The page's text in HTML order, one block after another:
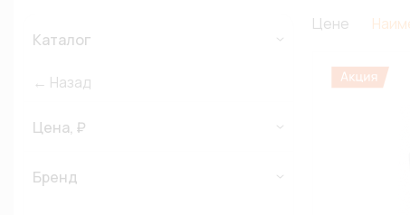
Каталог
← Назад
Цена, ₽
Бренд
Цене